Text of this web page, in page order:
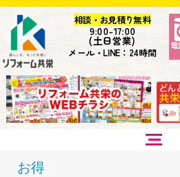
相談・お見積り無料
9:00-17:00
(土日営業)
メール・LINE：24時間
お得